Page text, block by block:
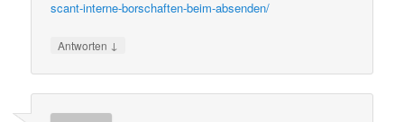
scant-interne-borschaften-beim-absenden/
Antworten ↓